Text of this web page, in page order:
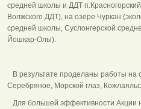
средней школы и ДДТ
Волжского ДДТ), на озере Чуркан
средней школы, Суслонгерской
Йошкар-Олы).
В результате проделаны работы на
Серебряное, Морской глаз,
Для большей эффективности Акции